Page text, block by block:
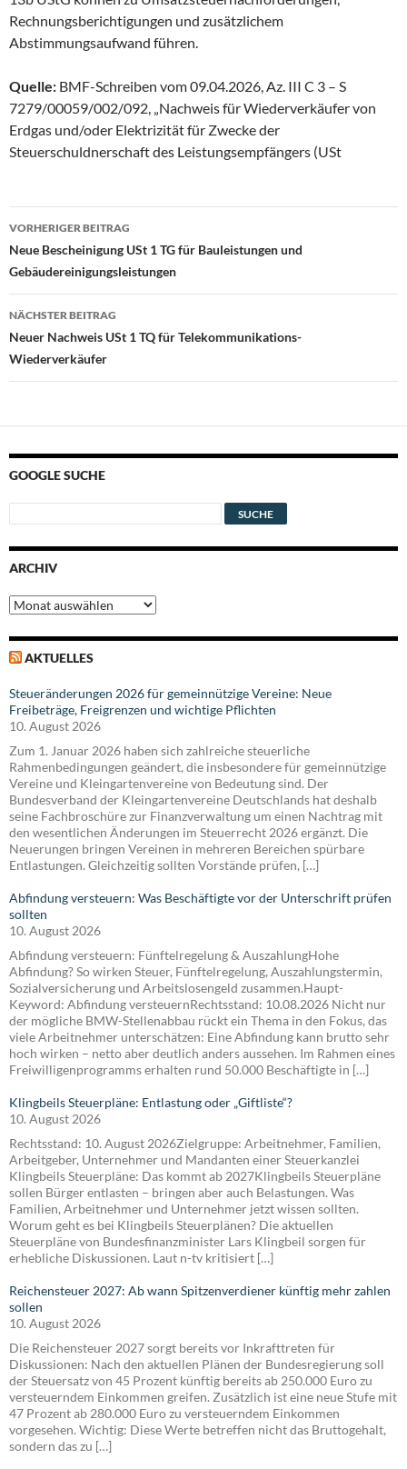
Rechnungsberichtigungen und zusätzlichem
Abstimmungsaufwand führen.
Quelle: BMF-Schreiben vom 09.04.2026, Az. III C 3 – S
7279/00059/002/092, „Nachweis für Wiederverkäufer von
Erdgas und/oder Elektrizität für Zwecke der
Steuerschuldnerschaft des Leistungsempfängers (USt
Beitragsnavigation
VORHERIGER BEITRAG
Neue Bescheinigung USt 1 TG für Bauleistungen und
Gebäudereinigungsleistungen
NÄCHSTER BEITRAG
Neuer Nachweis USt 1 TQ für Telekommunikations-
Wiederverkäufer
GOOGLE SUCHE
ARCHIV
Archiv
AKTUELLES
Steueränderungen 2026 für gemeinnützige Vereine: Neue
Freibeträge, Freigrenzen und wichtige Pflichten
10. August 2026
Zum 1. Januar 2026 haben sich zahlreiche steuerliche
Rahmenbedingungen geändert, die insbesondere für gemeinnützige
Vereine und Kleingartenvereine von Bedeutung sind. Der
Bundesverband der Kleingartenvereine Deutschlands hat deshalb
seine Fachbroschüre zur Finanzverwaltung um einen Nachtrag mit
den wesentlichen Änderungen im Steuerrecht 2026 ergänzt. Die
Neuerungen bringen Vereinen in mehreren Bereichen spürbare
Entlastungen. Gleichzeitig sollten Vorstände prüfen, […]
Abfindung versteuern: Was Beschäftigte vor der Unterschrift prüfen
sollten
10. August 2026
Abfindung versteuern: Fünftelregelung & AuszahlungHohe
Abfindung? So wirken Steuer, Fünftelregelung, Auszahlungstermin,
Sozialversicherung und Arbeitslosengeld zusammen.Haupt-
Keyword: Abfindung versteuernRechtsstand: 10.08.2026 Nicht nur
der mögliche BMW-Stellenabbau rückt ein Thema in den Fokus, das
viele Arbeitnehmer unterschätzen: Eine Abfindung kann brutto sehr
hoch wirken – netto aber deutlich anders aussehen. Im Rahmen eines
Freiwilligenprogramms erhalten rund 50.000 Beschäftigte in […]
Klingbeils Steuerpläne: Entlastung oder „Giftliste“?
10. August 2026
Rechtsstand: 10. August 2026Zielgruppe: Arbeitnehmer, Familien,
Arbeitgeber, Unternehmer und Mandanten einer Steuerkanzlei
Klingbeils Steuerpläne: Das kommt ab 2027Klingbeils Steuerpläne
sollen Bürger entlasten – bringen aber auch Belastungen. Was
Familien, Arbeitnehmer und Unternehmer jetzt wissen sollten.
Worum geht es bei Klingbeils Steuerplänen? Die aktuellen
Steuerpläne von Bundesfinanzminister Lars Klingbeil sorgen für
erhebliche Diskussionen. Laut n-tv kritisiert […]
Reichensteuer 2027: Ab wann Spitzenverdiener künftig mehr zahlen
sollen
10. August 2026
Die Reichensteuer 2027 sorgt bereits vor Inkrafttreten für
Diskussionen: Nach den aktuellen Plänen der Bundesregierung soll
der Steuersatz von 45 Prozent künftig bereits ab 250.000 Euro zu
versteuerndem Einkommen greifen. Zusätzlich ist eine neue Stufe mit
47 Prozent ab 280.000 Euro zu versteuerndem Einkommen
vorgesehen. Wichtig: Diese Werte betreffen nicht das Bruttogehalt,
sondern das zu […]